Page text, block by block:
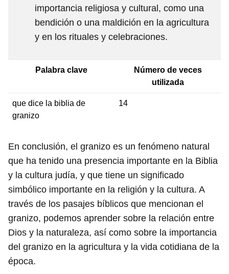
importancia religiosa y cultural, como una
bendición o una maldición en la agricultura
y en los rituales y celebraciones.
Palabra clave
Número de veces
utilizada
que dice la biblia de
granizo
14
En conclusión, el granizo es un fenómeno natural
que ha tenido una presencia importante en la Biblia
y la cultura judía, y que tiene un significado
simbólico importante en la religión y la cultura. A
través de los pasajes bíblicos que mencionan el
granizo, podemos aprender sobre la relación entre
Dios y la naturaleza, así como sobre la importancia
del granizo en la agricultura y la vida cotidiana de la
época.